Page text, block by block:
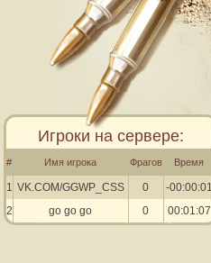
Игроки на сервере:
# Имя игрока Фрагов Время
1 VK.COM/GGWP_CSS 0
-00:00:01
2
go go go 0 00:01:07